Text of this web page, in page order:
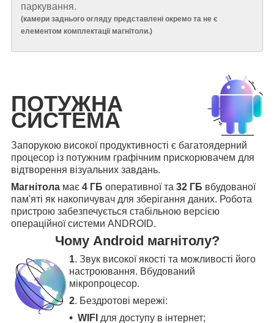
паркування.
(камери заднього огляду представлені окремо та не є
елементом комплектації магнітоли.)
ПОТУЖНА
СИСТЕМА
Запорукою високої продуктивності є багатоядерний
процесор із потужним графічним прискорювачем для
відтворення візуальних завдань.
Магнітола має 4 ГБ оперативної та 32 ГБ вбудованої
пам'яті як накопичувач для зберігання даних. Робота
пристрою забезпечується стабільною версією
операційної системи ANDROID.
Чому Android магнітолу?
1. Звук високої якості та можливості його
настроювання. Вбудований
мікропроцесор.
2. Бездротові мережі:
WIFI для доступу в інтернет;